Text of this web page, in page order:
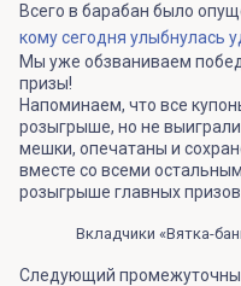
Всего в барабан было
кому сегодня улыбнулась
Мы уже обзваниваем
призы!
Напоминаем, что все
розыгрыше, но не
мешки, опечатаны и
вместе со всеми
розыгрыше главных призов.
Вкладчики «Вятка-
Следующий